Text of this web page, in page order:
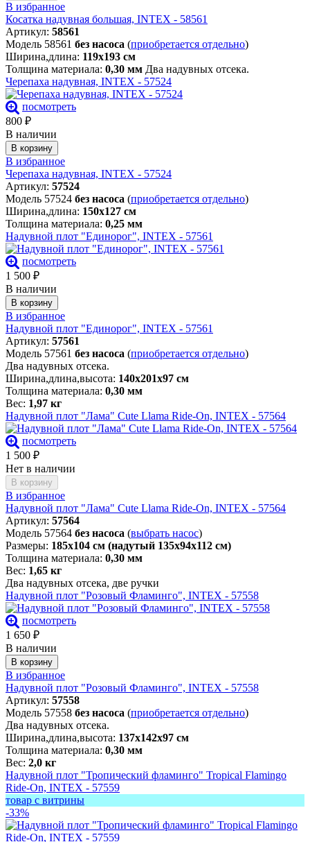
В избранное
Косатка надувная большая, INTEX - 58561
Артикул: 58561
Модель 58561 без насоса (приобретается отдельно)
Ширина,длина: 119х193 см
Толщина материала: 0,30 мм Два надувных отсека.
Черепаха надувная, INTEX - 57524
посмотреть
800 ₽
В наличии
В корзину
В избранное
Черепаха надувная, INTEX - 57524
Артикул: 57524
Модель 57524 без насоса (приобретается отдельно)
Ширина,длина: 150х127 см
Толщина материала: 0,25 мм
Надувной плот "Единорог", INTEX - 57561
посмотреть
1 500 ₽
В наличии
В корзину
В избранное
Надувной плот "Единорог", INTEX - 57561
Артикул: 57561
Модель 57561 без насоса (приобретается отдельно)
Два надувных отсека.
Ширина,длина,высота: 140х201х97 см
Толщина материала: 0,30 мм
Вес: 1,97 кг
Надувной плот "Лама" Cute Llama Ride-On, INTEX - 57564
посмотреть
1 500 ₽
Нет в наличии
В корзину
В избранное
Надувной плот "Лама" Cute Llama Ride-On, INTEX - 57564
Артикул: 57564
Модель 57564 без насоса (выбрать насос)
Размеры: 185х104 см (надутый 135х94х112 см)
Толщина материала: 0,30 мм
Вес: 1,65 кг
Два надувных отсека, две ручки
Надувной плот "Розовый Фламинго", INTEX - 57558
посмотреть
1 650 ₽
В наличии
В корзину
В избранное
Надувной плот "Розовый Фламинго", INTEX - 57558
Артикул: 57558
Модель 57558 без насоса (приобретается отдельно)
Два надувных отсека.
Ширина,длина,высота: 137х142х97 см
Толщина материала: 0,30 мм
Вес: 2,0 кг
Надувной плот "Тропический фламинго" Tropical Flamingo
Ride-On, INTEX - 57559
товар с витрины
-33%